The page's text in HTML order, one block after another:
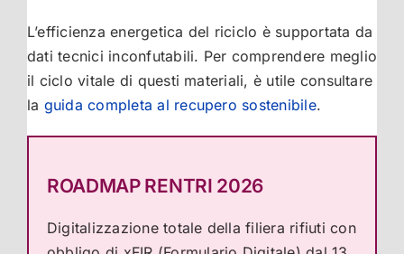
L’efficienza energetica del riciclo è supportata da
dati tecnici inconfutabili. Per comprendere meglio
il ciclo vitale di questi materiali, è utile consultare
la guida completa al recupero sostenibile.
ROADMAP RENTRI 2026
Digitalizzazione totale della filiera rifiuti con